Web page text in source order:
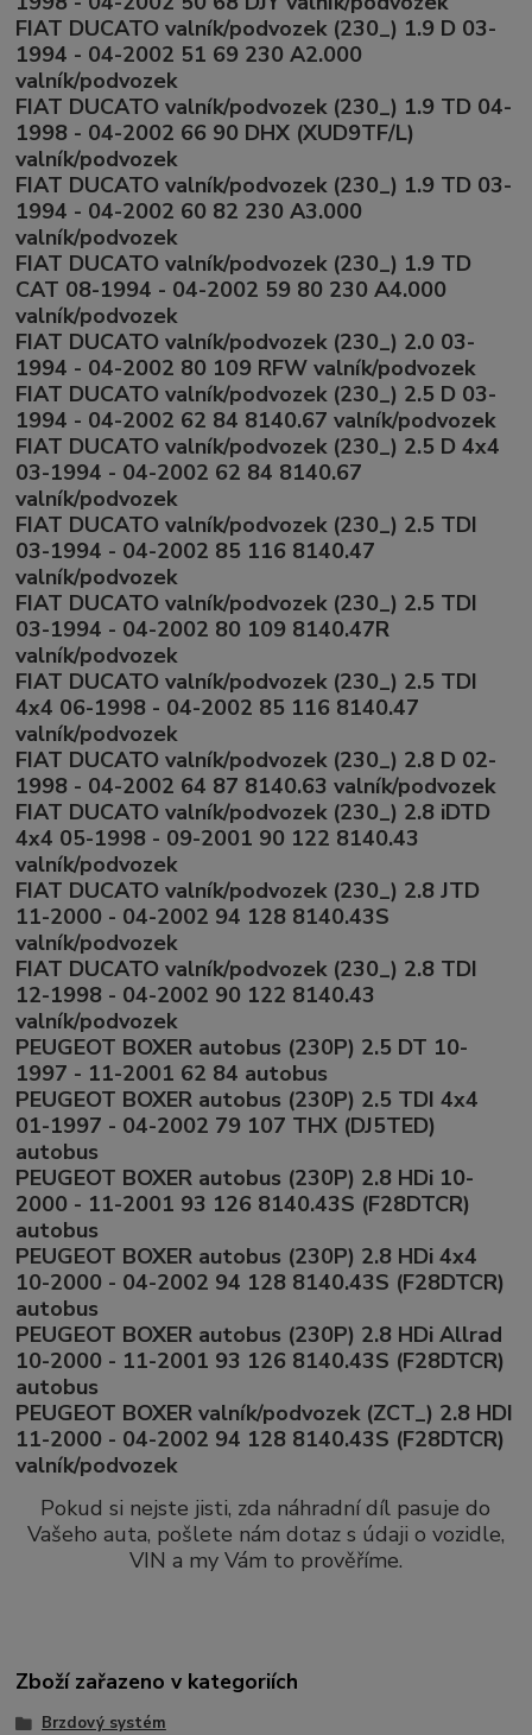
FIAT DUCATO valník/podvozek (230_) 1.9 D 03-
1994 - 04-2002 51 69 230 A2.000
valník/podvozek
FIAT DUCATO valník/podvozek (230_) 1.9 TD 04-
1998 - 04-2002 66 90 DHX (XUD9TF/L)
valník/podvozek
FIAT DUCATO valník/podvozek (230_) 1.9 TD 03-
1994 - 04-2002 60 82 230 A3.000
valník/podvozek
FIAT DUCATO valník/podvozek (230_) 1.9 TD
CAT 08-1994 - 04-2002 59 80 230 A4.000
valník/podvozek
FIAT DUCATO valník/podvozek (230_) 2.0 03-
1994 - 04-2002 80 109 RFW valník/podvozek
FIAT DUCATO valník/podvozek (230_) 2.5 D 03-
1994 - 04-2002 62 84 8140.67 valník/podvozek
FIAT DUCATO valník/podvozek (230_) 2.5 D 4x4
03-1994 - 04-2002 62 84 8140.67
valník/podvozek
FIAT DUCATO valník/podvozek (230_) 2.5 TDI
03-1994 - 04-2002 85 116 8140.47
valník/podvozek
FIAT DUCATO valník/podvozek (230_) 2.5 TDI
03-1994 - 04-2002 80 109 8140.47R
valník/podvozek
FIAT DUCATO valník/podvozek (230_) 2.5 TDI
4x4 06-1998 - 04-2002 85 116 8140.47
valník/podvozek
FIAT DUCATO valník/podvozek (230_) 2.8 D 02-
1998 - 04-2002 64 87 8140.63 valník/podvozek
FIAT DUCATO valník/podvozek (230_) 2.8 iDTD
4x4 05-1998 - 09-2001 90 122 8140.43
valník/podvozek
FIAT DUCATO valník/podvozek (230_) 2.8 JTD
11-2000 - 04-2002 94 128 8140.43S
valník/podvozek
FIAT DUCATO valník/podvozek (230_) 2.8 TDI
12-1998 - 04-2002 90 122 8140.43
valník/podvozek
PEUGEOT BOXER autobus (230P) 2.5 DT 10-
1997 - 11-2001 62 84 autobus
PEUGEOT BOXER autobus (230P) 2.5 TDI 4x4
01-1997 - 04-2002 79 107 THX (DJ5TED)
autobus
PEUGEOT BOXER autobus (230P) 2.8 HDi 10-
2000 - 11-2001 93 126 8140.43S (F28DTCR)
autobus
PEUGEOT BOXER autobus (230P) 2.8 HDi 4x4
10-2000 - 04-2002 94 128 8140.43S (F28DTCR)
autobus
PEUGEOT BOXER autobus (230P) 2.8 HDi Allrad
10-2000 - 11-2001 93 126 8140.43S (F28DTCR)
autobus
PEUGEOT BOXER valník/podvozek (ZCT_) 2.8 HDI
11-2000 - 04-2002 94 128 8140.43S (F28DTCR)
valník/podvozek
Pokud si nejste jisti, zda náhradní díl pasuje do
Vašeho auta, pošlete nám dotaz s údaji o vozidle,
VIN a my Vám to prověříme.
Zboží zařazeno v kategoriích
Brzdový systém